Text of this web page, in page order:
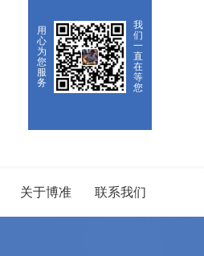
用
心
为
您
服
务
我
们
一
直
在
等
您
关于博准 联系我们